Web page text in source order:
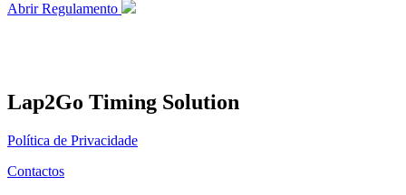
Abrir Regulamento
Lap2Go Timing Solution
Política de Privacidade
Contactos